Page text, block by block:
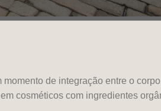
de integração entre o
cosméticos com ingredientes